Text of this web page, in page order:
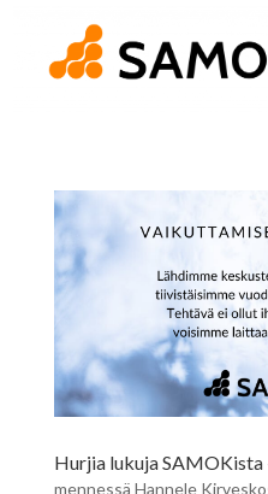
Hurjia lukuja SAMOKista
mennessä Hannele